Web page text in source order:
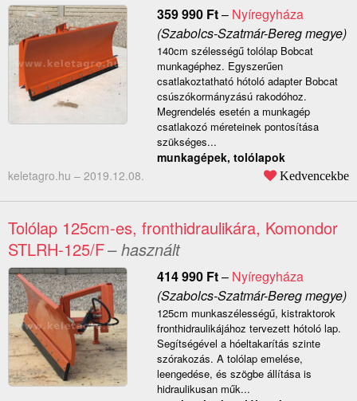
359 990 Ft– Nyíregyháza
(Szabolcs-Szatmár-Bereg megye)
140cm szélességű tolólap Bobcat
munkagéphez. Egyszerűen
csatlakoztatható hótoló adapter Bobcat
csúszókormányzású rakodóhoz.
Megrendelés esetén a munkagép
csatlakozó méreteinek pontosítása
szükséges...
munkagépek, tolólapok
keletagro.hu – 2019.12.08. Kedvencekbe
Tolólap 125cm-es, fronthidraulikára, Komondor
STLRH-125/F– használt
414 990 Ft– Nyíregyháza
(Szabolcs-Szatmár-Bereg megye)
125cm munkaszélességű, kistraktorok
fronthidraulikájához tervezett hótoló lap.
Segítségével a hóeltakarítás szinte
szórakozás. A tolólap emelése,
leengedése, és szögbe állítása is
hidraulikusan műk...